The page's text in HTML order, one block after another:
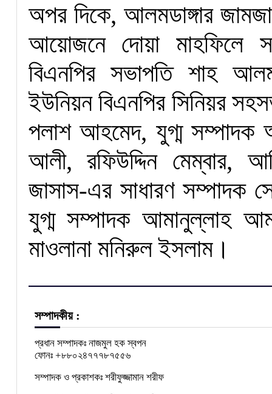
অপর দিকে, আলমডাঙ্গার
আয়োজনে দোয়া মাহফিলে
বিএনপির সভাপতি শাহ
ইউনিয়ন বিএনপির সিনিয়র
পলাশ আহমেদ, যুগ্ম সম্পাদক
আলী, রফিউদ্দিন মেম্বার,
জাসাস-এর সাধারণ সম্পাদক
যুগ্ম সম্পাদক আমানুল্লাহ
মাওলানা মনিরুল ইসলাম।
সম্পাদকীয় :
প্রধান সম্পাদকঃ নাজমুল হক স্বপন
ফোনঃ +৮৮০২৪৭৭৭৮৭৫৫৬
সম্পাদক ও প্রকাশকঃ শরীফুজ্জামান শরীফ